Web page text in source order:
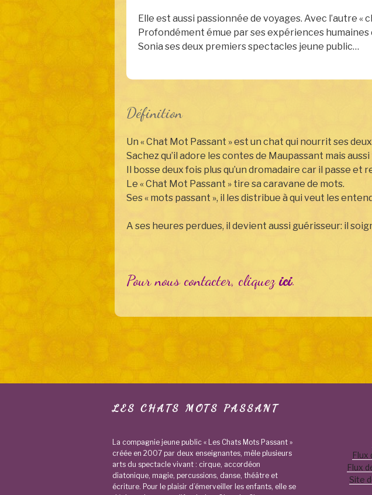
Elle est aussi passionnée de voyages. Avec l’autre «
Profondément émue par ses expériences
Sonia ses deux premiers spectacles jeune public…
Définition
Un « Chat Mot Passant » est un chat qui nourrit ses
Sachez qu’il adore les contes de Maupassant mais
Il bosse deux fois plus qu’un dromadaire car il passe et
Le « Chat Mot Passant » tire sa caravane de mots.
Ses « mots passant », il les distribue à qui veut les
A ses heures perdues, il devient aussi guérisseur: il
Pour nous contacter, cliquezici.
LES CHATS MOTS PASSANT
La compagnie jeune public « Les Chats Mots Passant »
créée en 2007 par deux enseignantes, mêle plusieurs
arts du spectacle vivant : cirque, accordéon
diatonique, magie, percussions, danse, théâtre et
écriture. Pour le plaisir d’émerveiller les enfants, elle se
Flux
Flux
Site